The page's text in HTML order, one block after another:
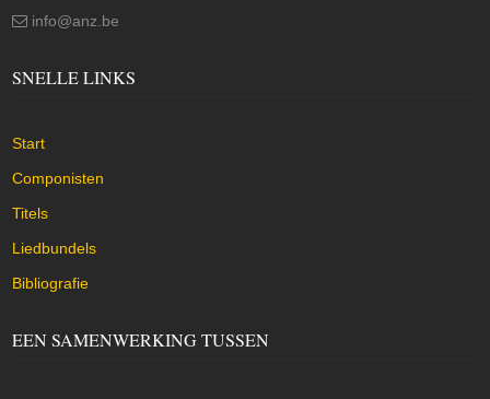
info@anz.be
SNELLE LINKS
Start
Componisten
Titels
Liedbundels
Bibliografie
EEN SAMENWERKING TUSSEN